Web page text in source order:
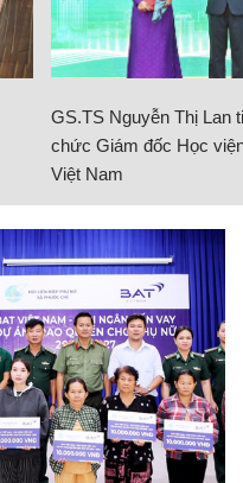
GS.TS Nguyễn Thị Lan
chức Giám đốc Học
Việt Nam